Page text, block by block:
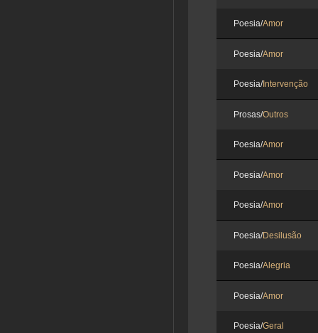
Poesia/Amor
Poesia/Amor
Poesia/Intervenção
Prosas/Outros
Poesia/Amor
Poesia/Amor
Poesia/Amor
Poesia/Desilusão
Poesia/Alegria
Poesia/Amor
Poesia/Geral